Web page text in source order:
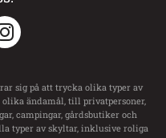
sig på att trycka olika typer av
ändamål, till privatpersoner,
campingar, gårdsbutiker och
typer av skyltar, inklusive roliga